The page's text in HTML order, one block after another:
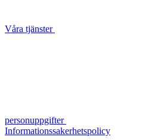
Våra tjänster
personuppgifter
Informationssakerhetspolicy